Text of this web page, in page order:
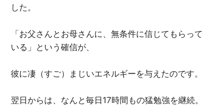
した。
「お父さんとお母さんに、無条件に信じてもらって
いる」という確信が、
彼に凄（すご）まじいエネルギーを与えたのです。
翌日からは、なんと毎日17時間もの猛勉強を継続。